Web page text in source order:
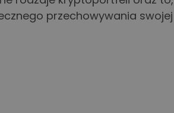
przechowywania swojej